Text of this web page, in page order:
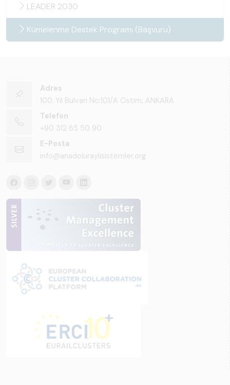
LEADER 2030
Kümelenme Destek Programı (Başvuru)
Adres
100. Yıl Bulvarı No:101/A Ostim, ANKARA
Telefon
+90 312 85 50 90
E-Posta
info@anadoluraylisistemler.org